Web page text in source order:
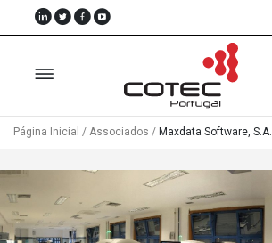
Sobre
Nós
Página Inicial / Associados / Maxdata Software, S.A.